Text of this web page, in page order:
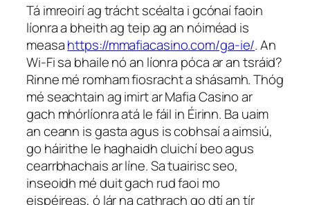
Tá imreoirí ag trácht scéalta i gcónaí faoin
líonra a bheith ag teip ag an nóiméad is
measahttps://mmafiacasino.com/ga-ie/. An
Wi-Fi sa bhaile nó an líonra póca ar an tsráid?
Rinne mé romham fiosracht a shásamh. Thóg
mé seachtain ag imirt ar Mafia Casino ar
gach mhórlíonra atá le fáil in Éirinn. Ba uaim
an ceann is gasta agus is cobhsaí a aimsiú,
go háirithe le haghaidh cluichí beo agus
cearrbhachais ar líne. Sa tuairisc seo,
inseoidh mé duit gach rud faoi mo
eispéireas, ó lár na cathrach go dtí an tír